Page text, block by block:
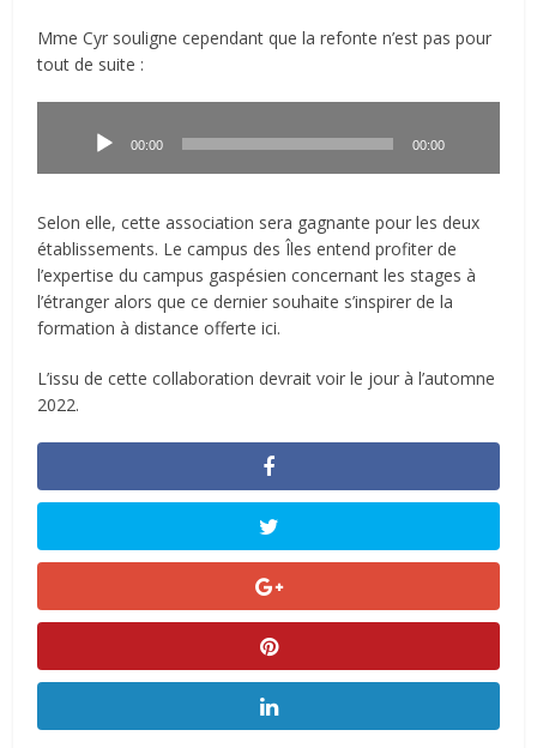
Mme Cyr souligne cependant que la refonte n’est pas pour
tout de suite :
00:00 00:00
Selon elle, cette association sera gagnante pour les deux
établissements. Le campus des Îles entend profiter de
l’expertise du campus gaspésien concernant les stages à
l’étranger alors que ce dernier souhaite s’inspirer de la
formation à distance offerte ici.
L’issu de cette collaboration devrait voir le jour à l’automne
2022.